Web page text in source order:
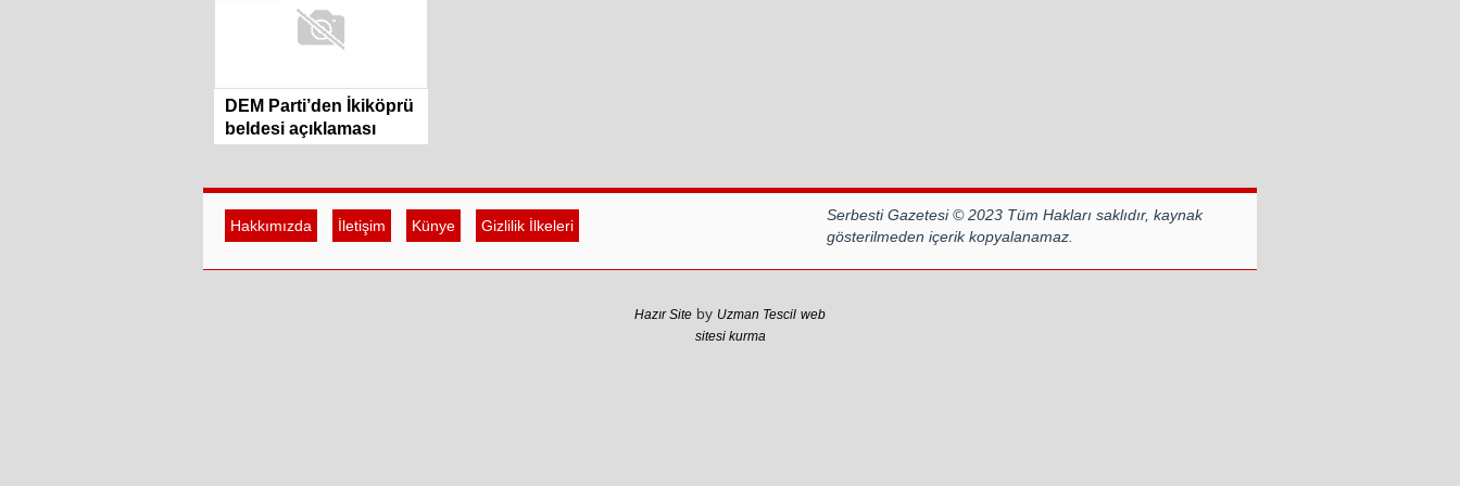
DEM Parti’den İkiköprü
beldesi açıklaması
Hakkımızda İletişim Künye Gizlilik İlkeleri
Serbesti Gazetesi © 2023 Tüm Hakları saklıdır, kaynak
gösterilmeden içerik kopyalanamaz.
Hazır Site by Uzman Tescil web
sitesi kurma